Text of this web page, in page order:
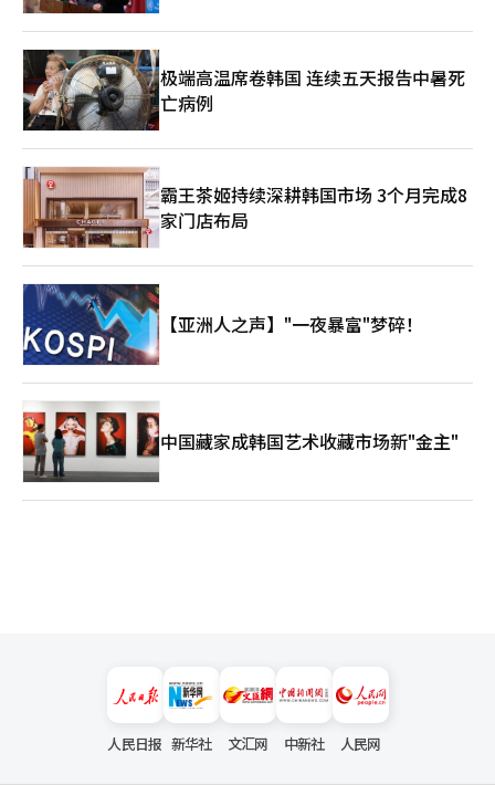
极端高温席卷韩国 连续五天报告中暑死
亡病例
霸王茶姬持续深耕韩国市场 3个月完成8
家门店布局
【亚洲人之声】"一夜暴富"梦碎！
中国藏家成韩国艺术收藏市场新"金主"
人民日报 新华社 文汇网 中新社 人民网